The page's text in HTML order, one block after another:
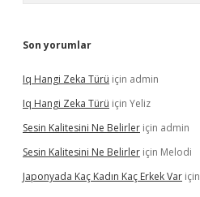
Son yorumlar
Iq Hangi Zeka Türü için admin
Iq Hangi Zeka Türü için Yeliz
Sesin Kalitesini Ne Belirler için admin
Sesin Kalitesini Ne Belirler için Melodi
Japonyada Kaç Kadın Kaç Erkek Var için